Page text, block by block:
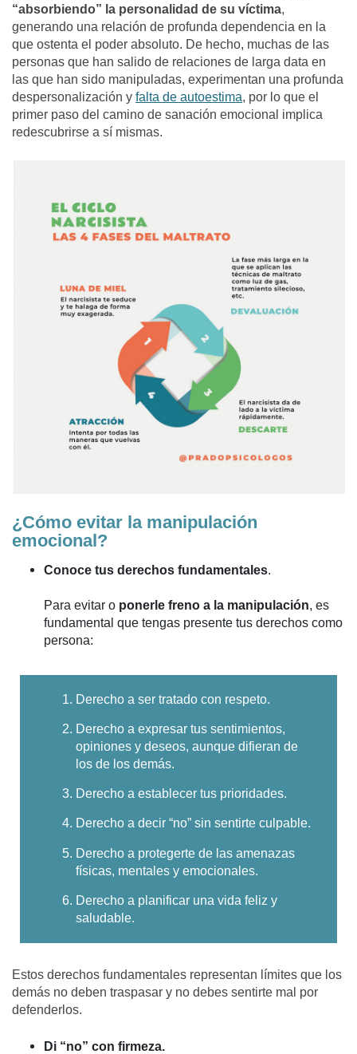
“absorbiendo” la personalidad de su víctima,
generando una relación de profunda dependencia en la
que ostenta el poder absoluto. De hecho, muchas de las
personas que han salido de relaciones de larga data en
las que han sido manipuladas, experimentan una profunda
despersonalización y falta de autoestima, por lo que el
primer paso del camino de sanación emocional implica
redescubrirse a sí mismas.
¿Cómo evitar la manipulación
emocional?
Conoce tus derechos fundamentales.
Para evitar o ponerle freno a la manipulación, es
fundamental que tengas presente tus derechos como
persona:
Derecho a ser tratado con respeto.
Derecho a expresar tus sentimientos,
opiniones y deseos, aunque difieran de
los de los demás.
Derecho a establecer tus prioridades.
Derecho a decir “no” sin sentirte culpable.
Derecho a protegerte de las amenazas
físicas, mentales y emocionales.
Derecho a planificar una vida feliz y
saludable.
Estos derechos fundamentales representan límites que los
demás no deben traspasar y no debes sentirte mal por
defenderlos.
Di “no” con firmeza.